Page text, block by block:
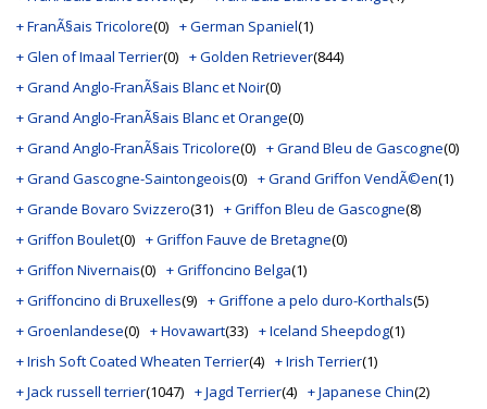
+ FranÃ§ais Tricolore(0) + German Spaniel(1)
+ Glen of Imaal Terrier(0) + Golden Retriever(844)
+ Grand Anglo-FranÃ§ais Blanc et Noir(0)
+ Grand Anglo-FranÃ§ais Blanc et Orange(0)
+ Grand Anglo-FranÃ§ais Tricolore(0) + Grand Bleu de Gascogne(0)
+ Grand Gascogne-Saintongeois(0) + Grand Griffon VendÃ©en(1)
+ Grande Bovaro Svizzero(31) + Griffon Bleu de Gascogne(8)
+ Griffon Boulet(0) + Griffon Fauve de Bretagne(0)
+ Griffon Nivernais(0) + Griffoncino Belga(1)
+ Griffoncino di Bruxelles(9) + Griffone a pelo duro-Korthals(5)
+ Groenlandese(0) + Hovawart(33) + Iceland Sheepdog(1)
+ Irish Soft Coated Wheaten Terrier(4) + Irish Terrier(1)
+ Jack russell terrier(1047) + Jagd Terrier(4) + Japanese Chin(2)